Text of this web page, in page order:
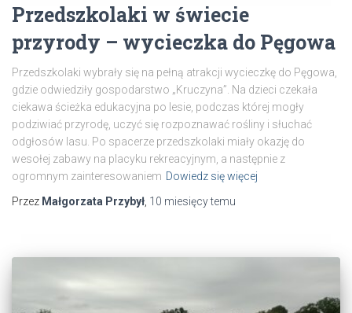
Przedszkolaki w świecie
przyrody – wycieczka do Pęgowa
Przedszkolaki wybrały się na pełną atrakcji wycieczkę do Pęgowa,
gdzie odwiedziły gospodarstwo „Kruczyna”. Na dzieci czekała
ciekawa ścieżka edukacyjna po lesie, podczas której mogły
podziwiać przyrodę, uczyć się rozpoznawać rośliny i słuchać
odgłosów lasu. Po spacerze przedszkolaki miały okazję do
wesołej zabawy na placyku rekreacyjnym, a następnie z
ogromnym zainteresowaniem Dowiedz się więcej
Przez Małgorzata Przybył 10 miesięcytemu